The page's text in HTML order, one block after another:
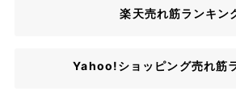
楽天売れ筋ランキン
Yahoo!ショッピング売れ筋